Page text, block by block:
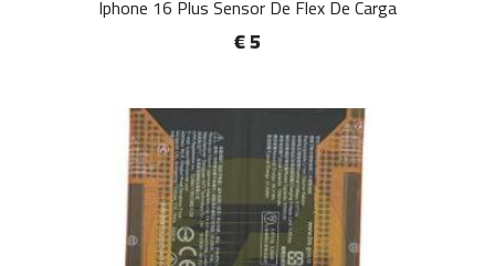
Iphone 16 Plus Sensor De Flex De Carga
€ 5